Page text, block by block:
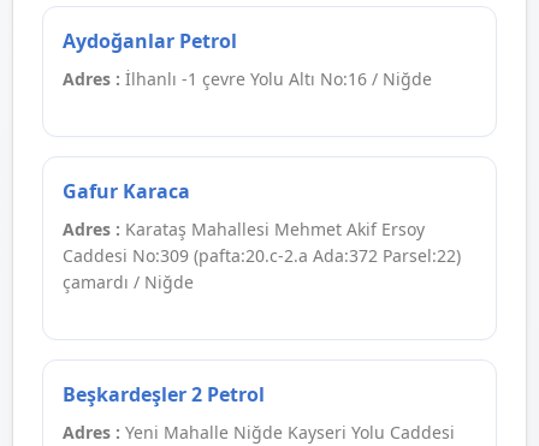
Aydoğanlar Petrol
Adres : İlhanlı -1 çevre Yolu Altı No:16 / Niğde
Gafur Karaca
Adres : Karataş Mahallesi Mehmet Akif Ersoy
Caddesi No:309 (pafta:20.c-2.a Ada:372 Parsel:22)
çamardı / Niğde
Beşkardeşler 2 Petrol
Adres : Yeni Mahalle Niğde Kayseri Yolu Caddesi